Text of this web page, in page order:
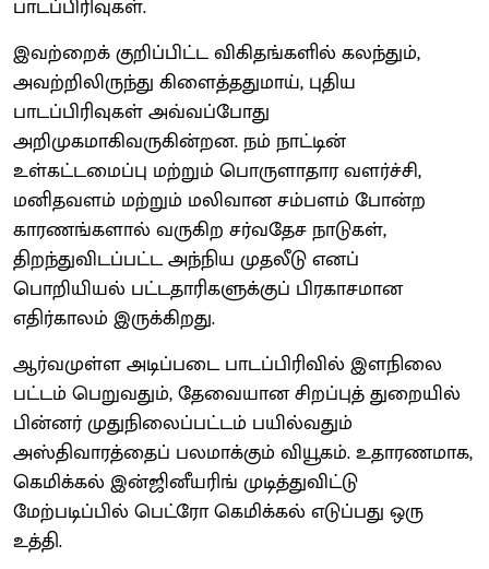
பாடப்பிரிவுகள்.
இவற்றைக் குறிப்பிட்ட விகிதங்களில் கலந்தும்,
அவற்றிலிருந்து கிளைத்ததுமாய், புதிய
பாடப்பிரிவுகள் அவ்வப்போது
அறிமுகமாகிவருகின்றன. நம் நாட்டின்
உள்கட்டமைப்பு மற்றும் பொருளாதார வளர்ச்சி,
மனிதவளம் மற்றும் மலிவான சம்பளம் போன்ற
காரணங்களால் வருகிற சர்வதேச நாடுகள்,
திறந்துவிடப்பட்ட அந்நிய முதலீடு எனப்
பொறியியல் பட்டதாரிகளுக்குப் பிரகாசமான
எதிர்காலம் இருக்கிறது.
ஆர்வமுள்ள அடிப்படை பாடப்பிரிவில் இளநிலை
பட்டம் பெறுவதும், தேவையான சிறப்புத் துறையில்
பின்னர் முதுநிலைப்பட்டம் பயில்வதும்
அஸ்திவாரத்தைப் பலமாக்கும் வியூகம். உதாரணமாக,
கெமிக்கல் இன்ஜினீயரிங் முடித்துவிட்டு
மேற்படிப்பில் பெட்ரோ கெமிக்கல் எடுப்பது ஒரு
உத்தி.